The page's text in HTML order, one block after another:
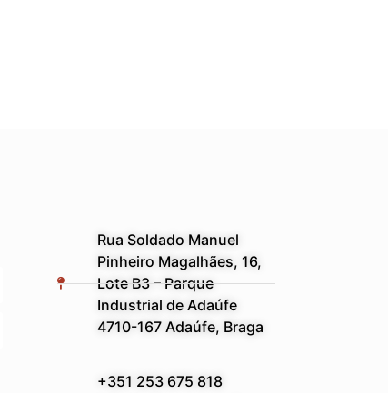
Rua Soldado Manuel
Pinheiro Magalhães, 16,
Lote B3 – Parque
Industrial de Adaúfe
4710-167 Adaúfe, Braga
+351 253 675 818